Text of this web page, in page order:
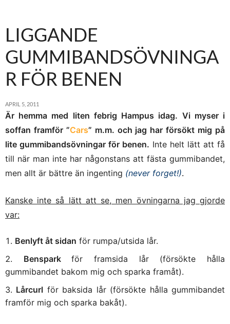
LIGGANDE
GUMMIBANDSÖVNINGA
R FÖR BENEN
APRIL 5, 2011
Är hemma med liten febrig Hampus idag. Vi myser i
soffan framför ”Cars” m.m. och jag har försökt mig på
lite gummibandsövningar för benen. Inte helt lätt att få
till när man inte har någonstans att fästa gummibandet,
men allt är bättre än ingenting (never forget!).
Kanske inte så lätt att se, men övningarna jag gjorde
var:
Benlyft åt sidan för rumpa/utsida lår.
Bensparkför framsida lår (försökte hålla
gummibandet bakom mig och sparka framåt).
Lårcurl för baksida lår (försökte hålla gummibandet
framför mig och sparka bakåt).